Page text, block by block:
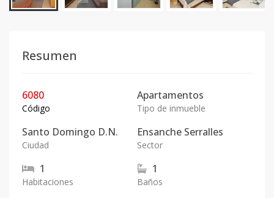
Resumen
6080
Código
Apartamentos
Tipo de inmueble
Santo Domingo D.N.
Ciudad
Ensanche Serralles
Sector
1
Habitaciones
1
Baños